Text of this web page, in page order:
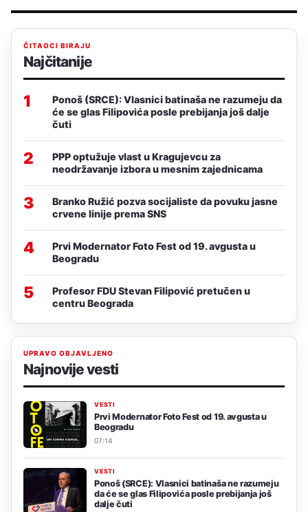
ČITAOCI BIRAJU
Najčitanije
1
Ponoš (SRCE): Vlasnici batinaša ne razumeju da
će se glas Filipovića posle prebijanja još dalje
čuti
2
PPP optužuje vlast u Kragujevcu za
neodržavanje izbora u mesnim zajednicama
3
Branko Ružić pozva socijaliste da povuku jasne
crvene linije prema SNS
4
Prvi Modernator Foto Fest od 19. avgusta u
Beogradu
5
Profesor FDU Stevan Filipović pretučen u
centru Beograda
UPRAVO OBJAVLJENO
Najnovije vesti
VESTI
Prvi Modernator Foto Fest od 19. avgusta u
Beogradu
07:14
VESTI
Ponoš (SRCE): Vlasnici batinaša ne razumeju
da će se glas Filipovića posle prebijanja još
dalje čuti